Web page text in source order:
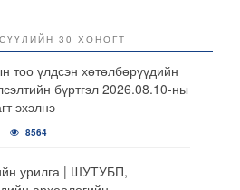
СҮҮЛИЙН 30 ХОНОГТ
тоо үлдсэн хөтөлбөрүүдийн
бүртгэл 2026.08.10-ны
эхэлнэ
8564
урилга | ШУТУБП,